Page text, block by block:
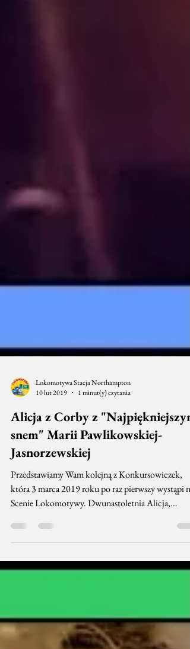
Lokomotywa Stacja Northampton
10 lut 2019
1 minut(y) czytania
Alicja z Corby z "Najpiękniejszym
snem" Marii Pawlikowskiej-
Jasnorzewskiej
która 3 marca 2019 roku po raz pierwszy wystąpi na
Scenie Lokomotywy. Dwunastoletnia Alicja,...